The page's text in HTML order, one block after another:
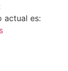
actual es: